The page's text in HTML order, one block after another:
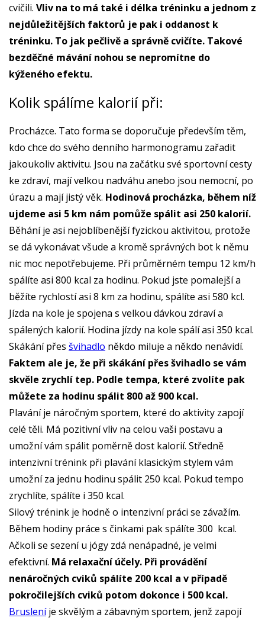
cvičili. Vliv na to má také i délka tréninku a jednom z
nejdůležitějších faktorů je pak i oddanost k
tréninku. To jak pečlivě a správně cvičíte. Takové
bezděčné mávání nohou se nepromítne do
kýženého efektu.
Kolik spálíme kalorií při:
Procházce. Tato forma se doporučuje především těm,
kdo chce do svého denního harmonogramu zařadit
jakoukoliv aktivitu. Jsou na začátku své sportovní cesty
ke zdraví, mají velkou nadváhu anebo jsou nemocní, po
úrazu a mají jistý věk. Hodinová procházka, během níž
ujdeme asi 5 km nám pomůže spálit asi 250 kalorií.
Běhání je asi nejoblíbenější fyzickou aktivitou, protože
se dá vykonávat všude a kromě správných bot k němu
nic moc nepotřebujeme. Při průměrném tempu 12 km/h
spálíte asi 800 kcal za hodinu. Pokud jste pomalejší a
běžíte rychlostí asi 8 km za hodinu, spálíte asi 580 kcl.
Jízda na kole je spojena s velkou dávkou zdraví a
spálených kalorií. Hodina jízdy na kole spálí asi 350 kcal.
Skákání přes švihadlo někdo miluje a někdo nenávidí.
Faktem ale je, že při skákání přes švihadlo se vám
skvěle zrychlí tep. Podle tempa, které zvolíte pak
můžete za hodinu spálit 800 až 900 kcal.
Plavání je náročným sportem, které do aktivity zapojí
celé těli. Má pozitivní vliv na celou vaši postavu a
umožní vám spálit poměrně dost kalorií. Středně
intenzivní trénink při plavání klasickým stylem vám
umožní za jednu hodinu spálit 250 kcal. Pokud tempo
zrychlíte, spálíte i 350 kcal.
Silový trénink je hodně o intenzivní práci se závažím.
Během hodiny práce s činkami pak spálíte 300 kcal.
Ačkoli se sezení u jógy zdá nenápadné, je velmi
efektivní. Má relaxační účely. Při provádění
nenáročných cviků spálíte 200 kcal a v případě
pokročilejších cviků potom dokonce i 500 kcal.
Brusleníje skvělým a zábavným sportem, jenž zapojí